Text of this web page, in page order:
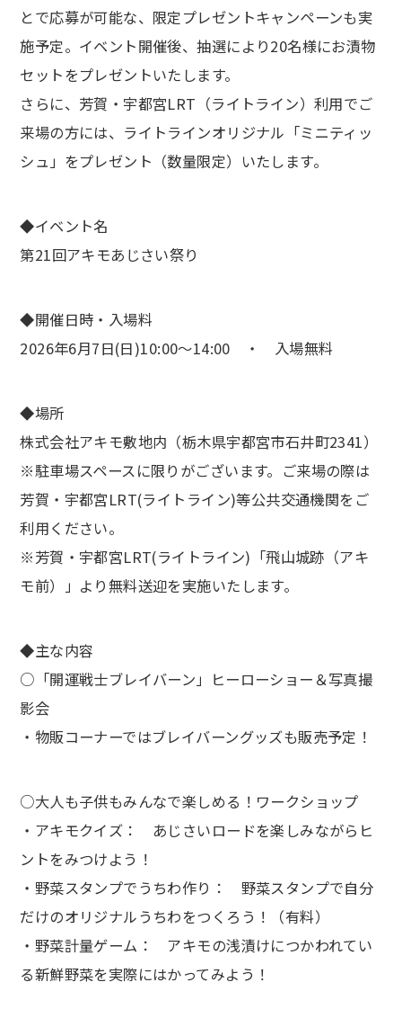
とで応募が可能な、限定プレゼントキャンペーンも実
施予定。イベント開催後、抽選により20名様にお漬物
セットをプレゼントいたします。
さらに、芳賀・宇都宮LRT（ライトライン）利用でご
来場の方には、ライトラインオリジナル「ミニティッ
シュ」をプレゼント（数量限定）いたします。
◆イベント名
第21回アキモあじさい祭り
◆開催日時・入場料
2026年6月7日(日)10:00～14:00 ・ 入場無料
◆場所
株式会社アキモ敷地内（栃木県宇都宮市石井町2341）
※駐車場スペースに限りがございます。ご来場の際は
芳賀・宇都宮LRT(ライトライン)等公共交通機関をご
利用ください。
※芳賀・宇都宮LRT(ライトライン)「飛山城跡（アキ
モ前）」より無料送迎を実施いたします。
◆主な内容
○「開運戦士ブレイバーン」ヒーローショー＆写真撮
影会
・物販コーナーではブレイバーングッズも販売予定！
○大人も子供もみんなで楽しめる！ワークショップ
・アキモクイズ： あじさいロードを楽しみながらヒ
ントをみつけよう！
・野菜スタンプでうちわ作り： 野菜スタンプで自分
だけのオリジナルうちわをつくろう！（有料）
・野菜計量ゲーム： アキモの浅漬けにつかわれてい
る新鮮野菜を実際にはかってみよう！